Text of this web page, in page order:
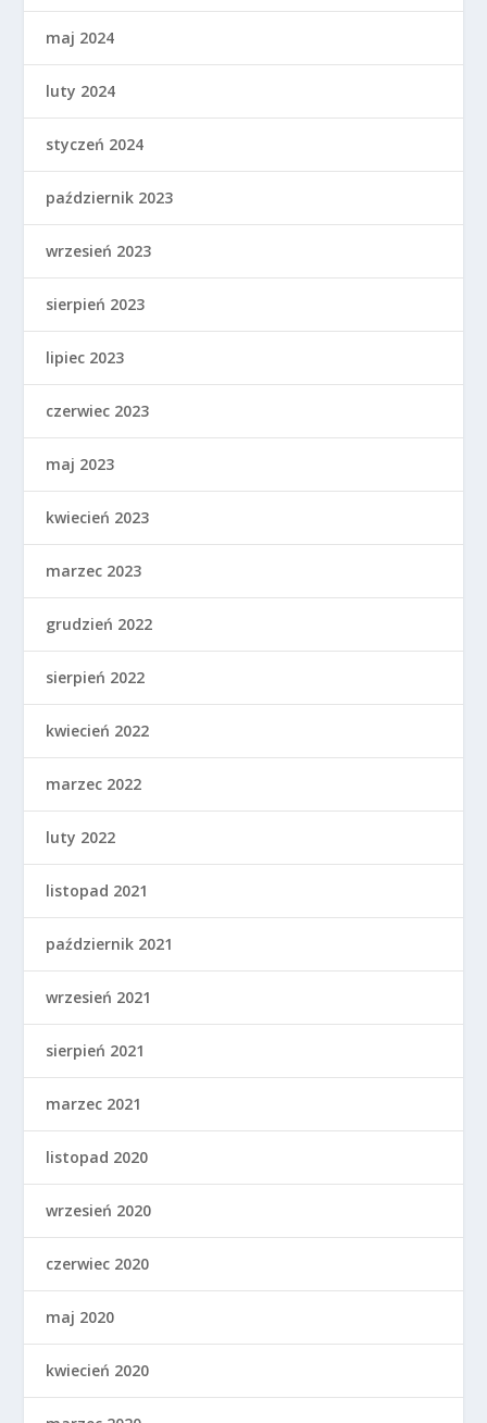
maj 2024
luty 2024
styczeń 2024
październik 2023
wrzesień 2023
sierpień 2023
lipiec 2023
czerwiec 2023
maj 2023
kwiecień 2023
marzec 2023
grudzień 2022
sierpień 2022
kwiecień 2022
marzec 2022
luty 2022
listopad 2021
październik 2021
wrzesień 2021
sierpień 2021
marzec 2021
listopad 2020
wrzesień 2020
czerwiec 2020
maj 2020
kwiecień 2020